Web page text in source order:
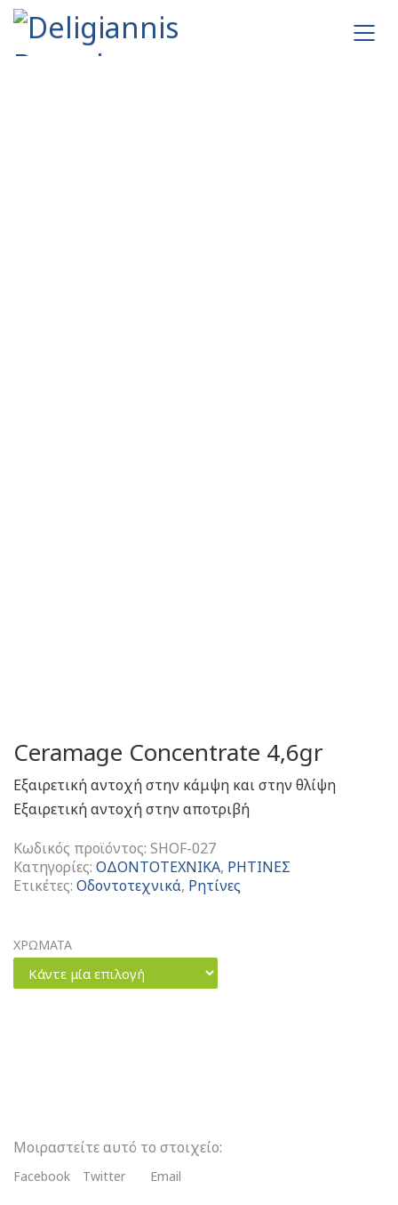
Ceramage Concentrate 4,6gr
Εξαιρετική αντοχή στην κάμψη και στην θλίψη
Εξαιρετική αντοχή στην αποτριβή
Κωδικός προϊόντος: SHOF-027
Κατηγορίες: ΟΔΟΝΤΟΤΕΧΝΙΚΑ, ΡΗΤΙΝΕΣ
Ετικέτες: Οδοντοτεχνικά, Ρητίνες
ΧΡΩΜΑΤΑ
Μοιραστείτε αυτό το στοιχείο:
Facebook Twitter Email